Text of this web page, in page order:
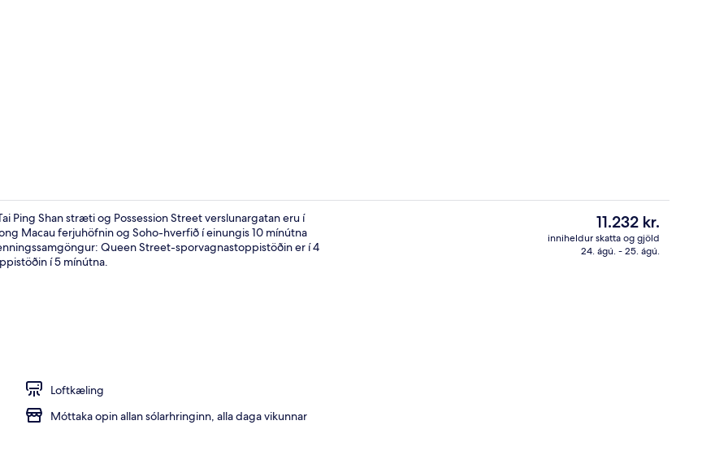
Rúmföt af bestu gerð, öryggishólf í
Ping Shan stræti og Possession Street verslunargatan eru í
Macau ferjuhöfnin og Soho-hverfið í einungis 10 mínútna
Queen Street-sporvagnastoppistöðin er í 4
í 5 mínútna.
Loftkæling
Móttaka opin allan sólarhringinn, alla daga vikunnar
Núverandi
verð
er
11.232 kr.
inniheldur skatta og gjöld
24. ágú. - 25. ágú.